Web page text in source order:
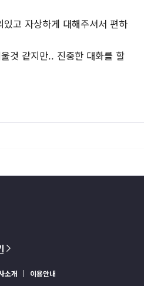
고 자상하게 대해주셔서 편하
것 같지만.. 진중한 대화를 할
소개 이용안내